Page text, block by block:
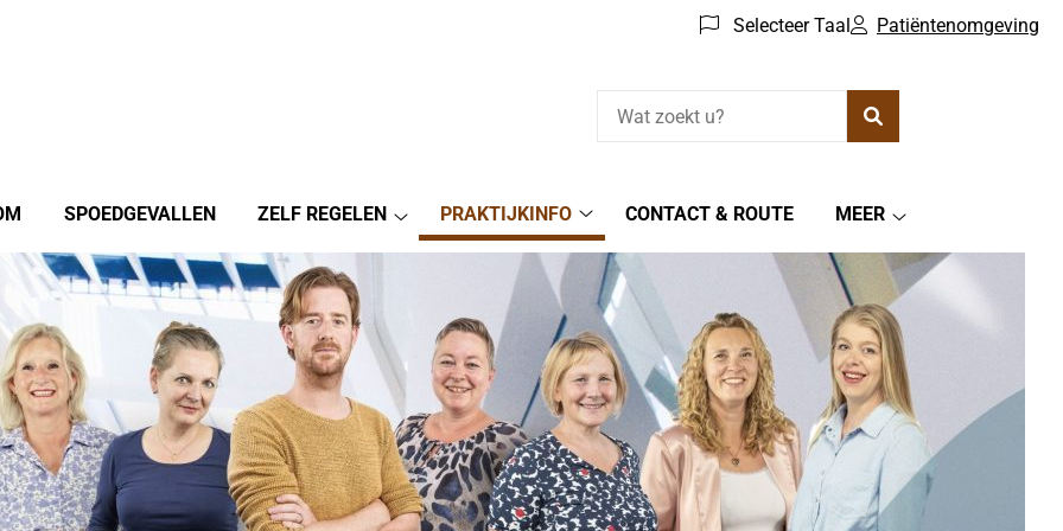
Selecteer Taal Patiëntenomgeving
SPOEDGEVALLEN
ZELF REGELEN
Zelf
PRAKTIJKINFO
Praktijkinfo
submenu
CONTACT & ROUTE
MEER
submenu